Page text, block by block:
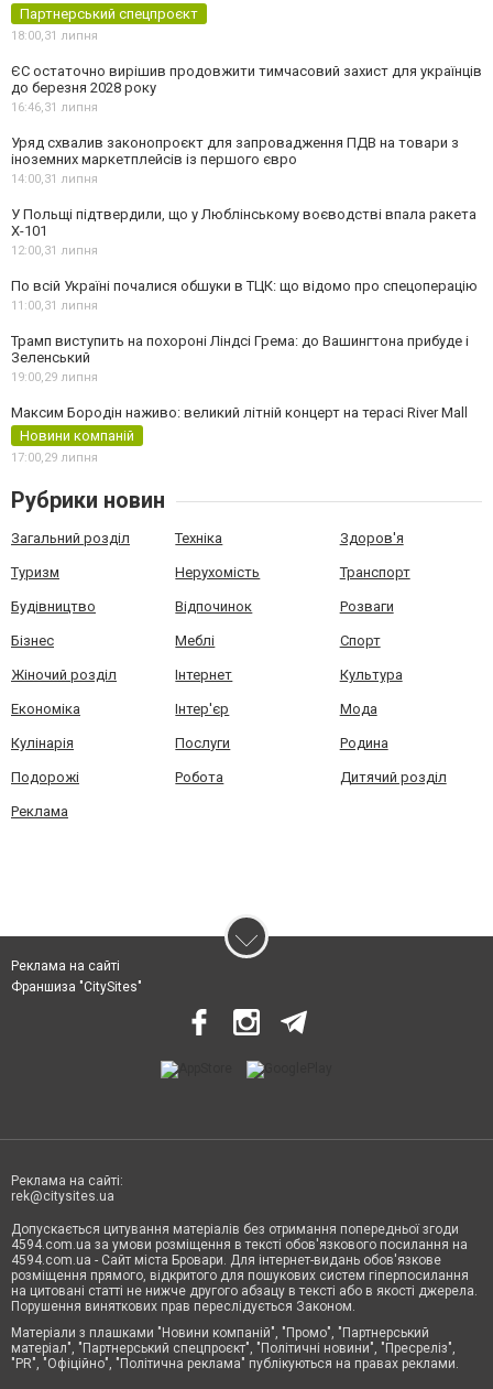
Партнерський спецпроєкт
18:00,31 липня
ЄС остаточно вирішив продовжити тимчасовий захист для українців
до березня 2028 року
16:46,31 липня
Уряд схвалив законопроєкт для запровадження ПДВ на товари з
іноземних маркетплейсів із першого євро
14:00,31 липня
У Польщі підтвердили, що у Люблінському воєводстві впала ракета
Х-101
12:00,31 липня
По всій Україні почалися обшуки в ТЦК: що відомо про спецоперацію
11:00,31 липня
Трамп виступить на похороні Ліндсі Грема: до Вашингтона прибуде і
Зеленський
19:00,29 липня
Максим Бородін наживо: великий літній концерт на терасі River Mall
Новини компаній
17:00,29 липня
Рубрики новин
Загальний розділ Техніка Здоров'я
Туризм Нерухомість Транспорт
Будівництво Відпочинок Розваги
Бізнес Меблі Спорт
Жіночий розділ Інтернет Культура
Економіка Інтер'єр Мода
Кулінарія Послуги Родина
Подорожі Робота Дитячий розділ
Реклама
Реклама на сайті
Франшиза "CitySites"
Реклама на сайті:
rek@citysites.ua
Допускається цитування матеріалів без отримання попередньої згоди
4594.com.ua за умови розміщення в тексті обов'язкового посилання на
4594.com.ua - Сайт міста Бровари. Для інтернет-видань обов'язкове
розміщення прямого, відкритого для пошукових систем гіперпосилання
на цитовані статті не нижче другого абзацу в тексті або в якості джерела.
Порушення виняткових прав переслідується Законом.
Матеріали з плашками "Новини компаній", "Промо", "Партнерський
матеріал", "Партнерський спецпроєкт", "Політичні новини", "Пресреліз",
"PR", "Офіційно", "Політична реклама" публікуються на правах реклами.